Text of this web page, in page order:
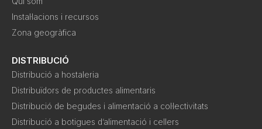
Instal·lacions i recursos
Zona geogràfica
DISTRIBUCIÓ
Distribució a hostaleria
Distribuïdors de productes alimentaris
Distribució de begudes i alimentació a col·lectivitats
Distribució a botigues d’alimentació i cellers